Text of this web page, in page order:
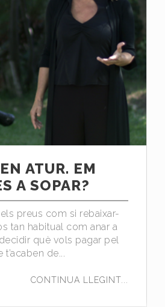
ATUR. EM
A SOPAR?
preus com si rebaixar-
tan habitual com anar a
què vols pagar pel
de...
CONTINUA LLEGINT...